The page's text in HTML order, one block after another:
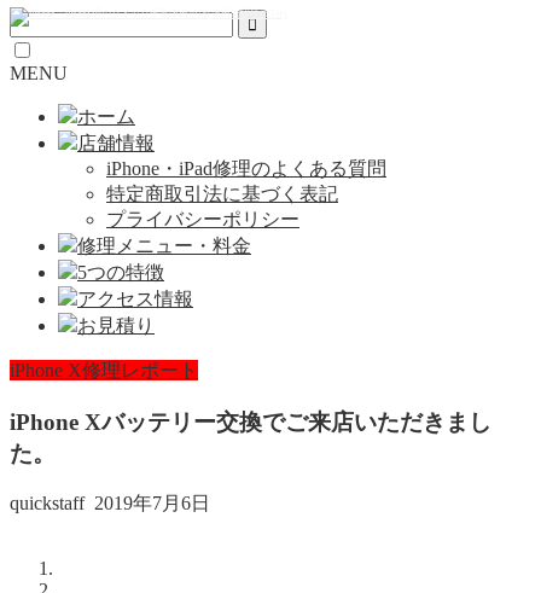
MENU
ホーム
店舗情報
iPhone・iPad修理のよくある質問
特定商取引法に基づく表記
プライバシーポリシー
修理メニュー・料金
5つの特徴
アクセス情報
お見積り
iPhone X修理レポート
iPhone Xバッテリー交換でご来店いただきまし
た。
quickstaff 2019年7月6日